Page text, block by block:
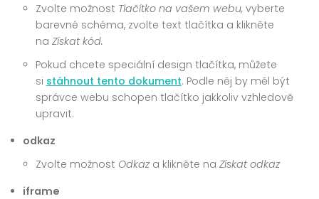
Zvolte možnost Tlačítko na vašem webu, vyberte
barevné schéma, zvolte text tlačítka a klikněte
na Získat kód.
Pokud chcete speciální design tlačítka, můžete
si stáhnout tento dokument. Podle něj by měl být
správce webu schopen tlačítko jakkoliv vzhledově
upravit.
odkaz
Zvolte možnost Odkaz a klikněte na Získat odkaz
iframe